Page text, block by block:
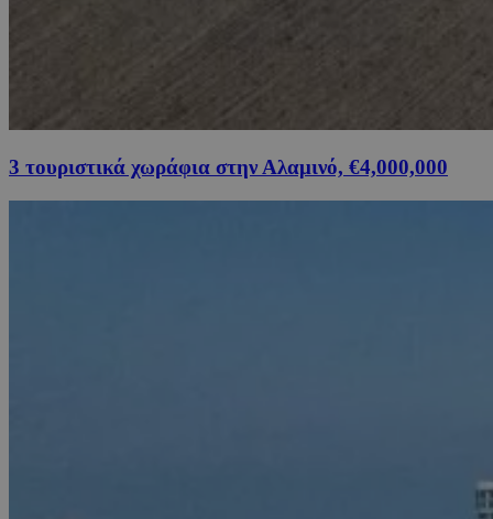
3 τουριστικά χωράφια στην Αλαμινό, €4,000,000